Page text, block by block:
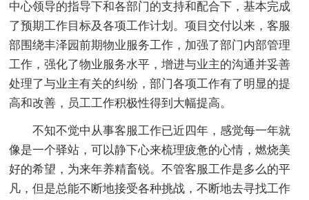
中心领导的指导下和各部门的支持和配合下，基本完成
了预期工作目标及各项工作计划。项目交付以来，客服
部围绕丰泽园前期物业服务工作，加强了部门内部管理
工作，强化了物业服务水平，增进与业主的沟通并妥善
处理了与业主有关的纠纷，部门各项工作有了明显的提
高和改善，员工工作积极性得到大幅提高。
不知不觉中从事客服工作已近四年，感觉每一年就
像是一个驿站，可以静下心来梳理疲惫的心情，燃烧美
好的希望，为来年养精畜锐。不管客服工作是多么的平
凡，但是总能不断地接受各种挑战，不断地去寻找工作